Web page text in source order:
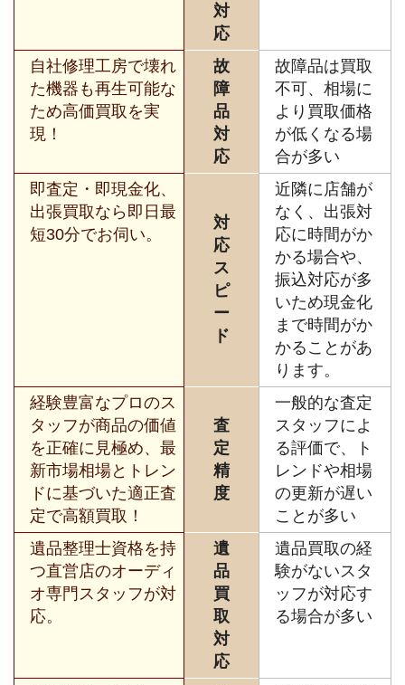
対
応
自社修理工房で壊れ
た機器も再生可能な
ため高価買取を実
現！
故
障
品
対
応
故障品は買取
不可、相場に
より買取価格
が低くなる場
合が多い
即査定・即現金化、
出張買取なら即日最
短30分でお伺い。
対
応
ス
ピ
ー
ド
近隣に店舗が
なく、出張対
応に時間がか
かる場合や、
振込対応が多
いため現金化
まで時間がか
かることがあ
ります。
経験豊富なプロのス
タッフが商品の価値
を正確に見極め、最
新市場相場とトレン
ドに基づいた適正査
定で高額買取！
査
定
精
度
一般的な査定
スタッフによ
る評価で、ト
レンドや相場
の更新が遅い
ことが多い
遺品整理士資格を持
つ直営店のオーディ
オ専門スタッフが対
応。
遺
品
買
取
対
応
遺品買取の経
験がないスタ
ッフが対応す
る場合が多い